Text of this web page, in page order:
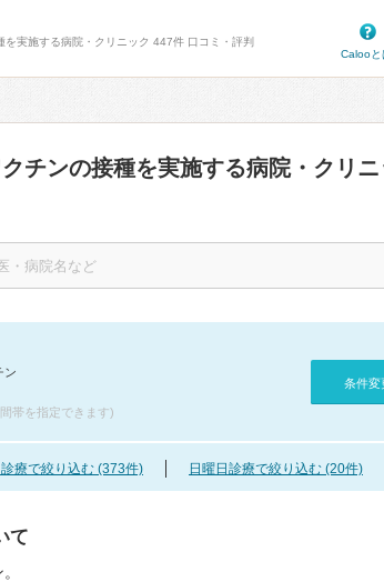
実施する病院・クリニック 447件 口コミ・評判
Calooと
チンの接種を実施する病院・クリニ
ン
帯を指定できます)
条件変
療で絞り込む (373件) 日曜日診療で絞り込む (20件)
て